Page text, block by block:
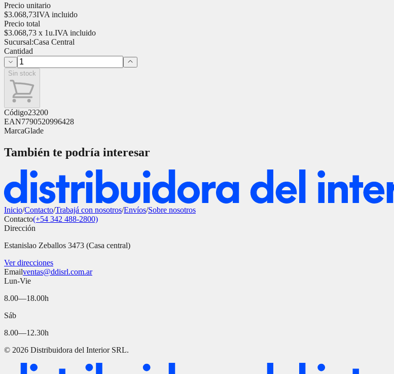
Precio unitario
$3.068,73IVA incluido
Precio total
$3.068,73 x 1u.IVA incluido
Sucursal:Casa Central
Cantidad
Sin stock
Código23200
EAN7790520996428
MarcaGlade
También te podría interesar
Inicio/Contacto/Trabajá con nosotros/Envíos/Sobre nosotros
Contacto(+54 342 488-2800)
Dirección
Estanislao Zeballos 3473 (Casa central)
Ver direcciones
Emailventas@ddisrl.com.ar
Lun-Vie
8.00—18.00h
Sáb
8.00—12.30h
© 2026 Distribuidora del Interior SRL.